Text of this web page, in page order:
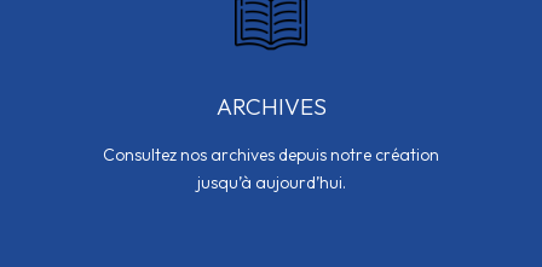
ARCHIVES
Consultez nos archives depuis notre création
jusqu’à aujourd’hui.